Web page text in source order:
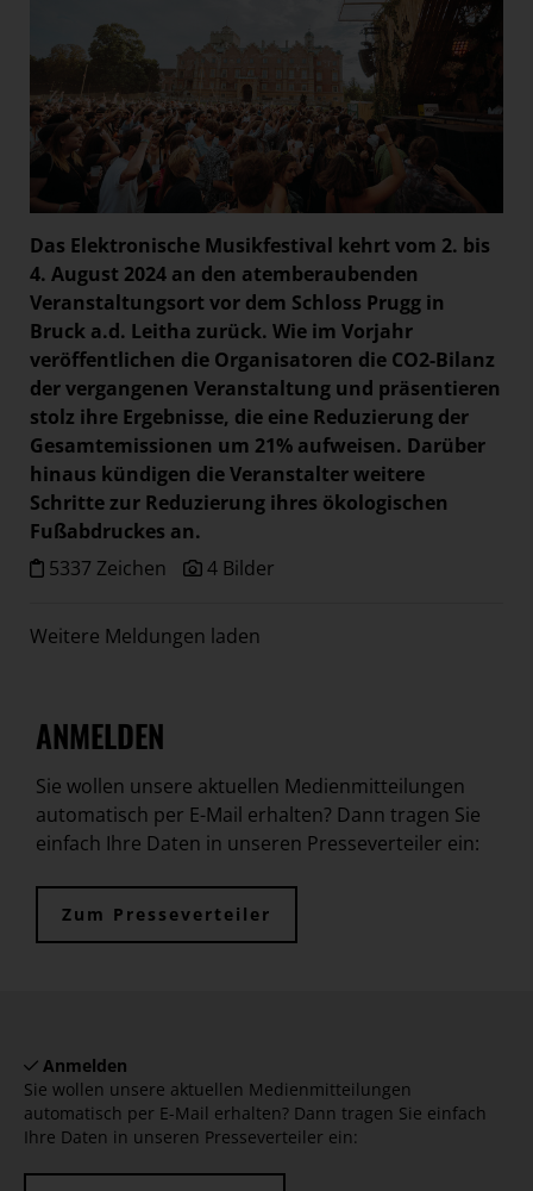
Das Elektronische Musikfestival kehrt vom 2. bis
4. August 2024 an den atemberaubenden
Veranstaltungsort vor dem Schloss Prugg in
Bruck a.d. Leitha zurück. Wie im Vorjahr
veröffentlichen die Organisatoren die CO2-Bilanz
der vergangenen Veranstaltung und präsentieren
stolz ihre Ergebnisse, die eine Reduzierung der
Gesamtemissionen um 21% aufweisen. Darüber
hinaus kündigen die Veranstalter weitere
Schritte zur Reduzierung ihres ökologischen
Fußabdruckes an.
5337 Zeichen
4 Bilder
Weitere Meldungen laden
ANMELDEN
Sie wollen unsere aktuellen Medienmitteilungen
automatisch per E-Mail erhalten? Dann tragen Sie
einfach Ihre Daten in unseren Presseverteiler ein:
Zum Presseverteiler
Anmelden
Sie wollen unsere aktuellen Medienmitteilungen
automatisch per E-Mail erhalten? Dann tragen Sie einfach
Ihre Daten in unseren Presseverteiler ein: